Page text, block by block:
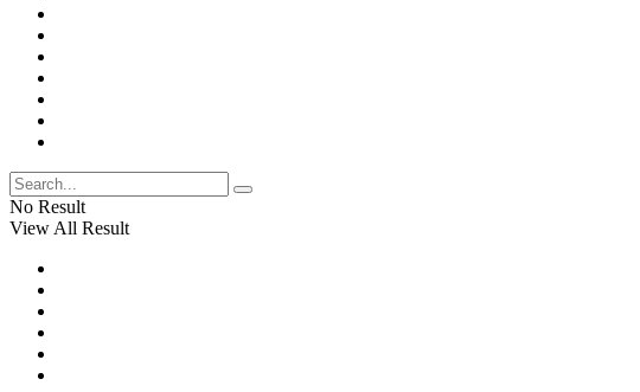
No Result
View All Result